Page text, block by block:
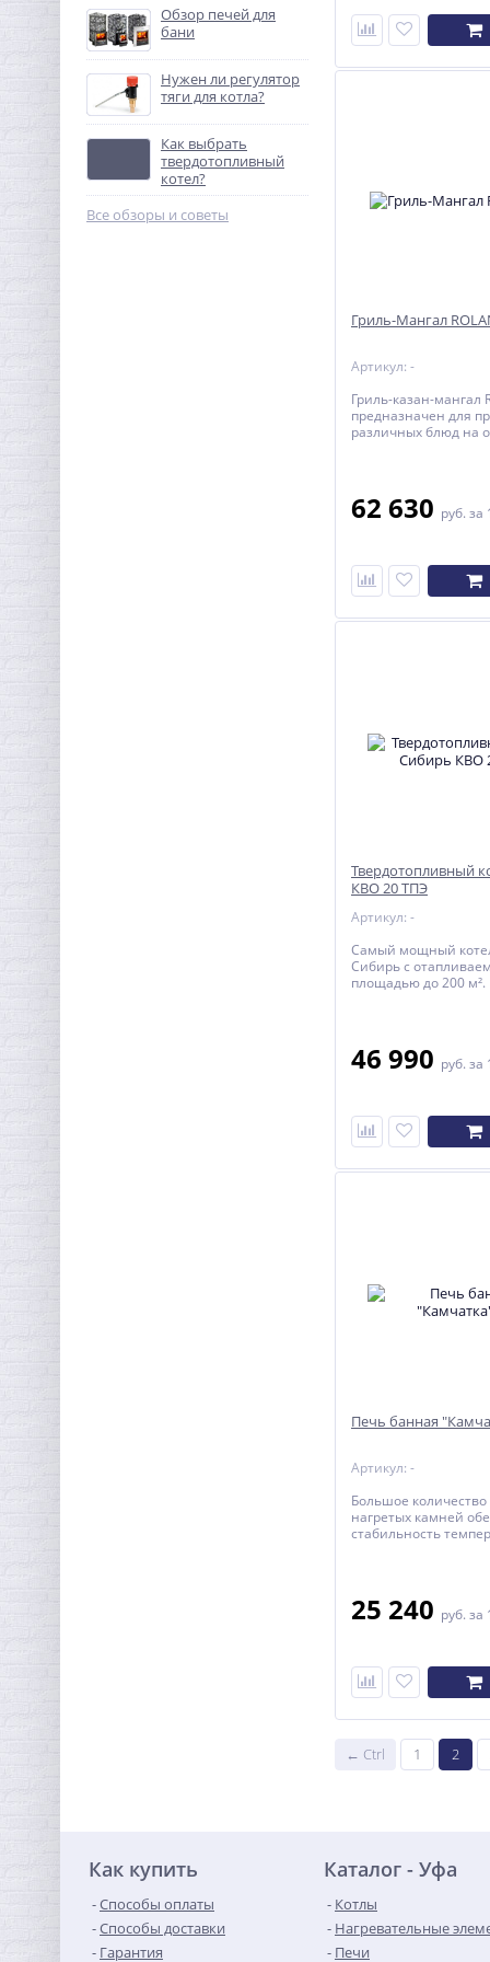
Обзор печей для
бани
Нужен ли регулятор
тяги для котла?
Как выбрать
твердотопливный
котел?
Все обзоры и советы
Гриль-Мангал
Артикул: -
Гриль-казан-мангал
предназначен для
различных блюд на
62 630 руб. за
Твердотопливный
КВО 20 ТПЭ
Артикул: -
Самый мощный
Сибирь с
площадью до 200 м².
46 990 руб. за
Печь банная
Артикул: -
Большое
нагретых камней
стабильность
25 240 руб. за
← Ctrl 1 2
Как купить
Способы оплаты
Способы доставки
Гарантия
Каталог - Уфа
Котлы
Нагревательные
Печи